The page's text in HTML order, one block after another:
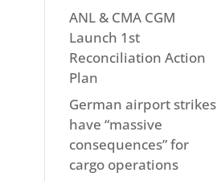
ANL & CMA CGM
Launch 1st
Reconciliation Action
Plan
German airport strikes
have “massive
consequences” for
cargo operations